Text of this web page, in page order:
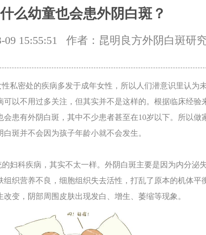
么幼童也会患外阴白斑？
15:55:51
作者：昆明良方外阴白斑研
密处的疾病多发于成年女性，所以人们潜意识里认为
可以不用过多关注，但其实并不是这样的。根据临床经验
会患有外阴白斑，其中不少患者甚至在10岁以下。所以做
斑并不会因为孩子年龄小就不会发生。
科疾病，其实不太一样。外阴白斑主要是因为内分泌
组织营养不良，细胞组织失去活性，打乱了原本的机体平
变，阴部周围皮肤出现发白、增生、萎缩等现象。